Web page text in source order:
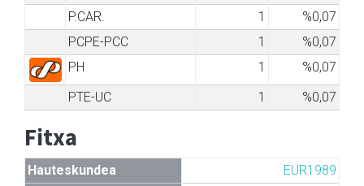
P.CAR.
1
%0,07
PCPE-PCC
1
%0,07
PH
1
%0,07
PTE-UC
1 %0,07
Fitxa
Hauteskundea
EUR1989